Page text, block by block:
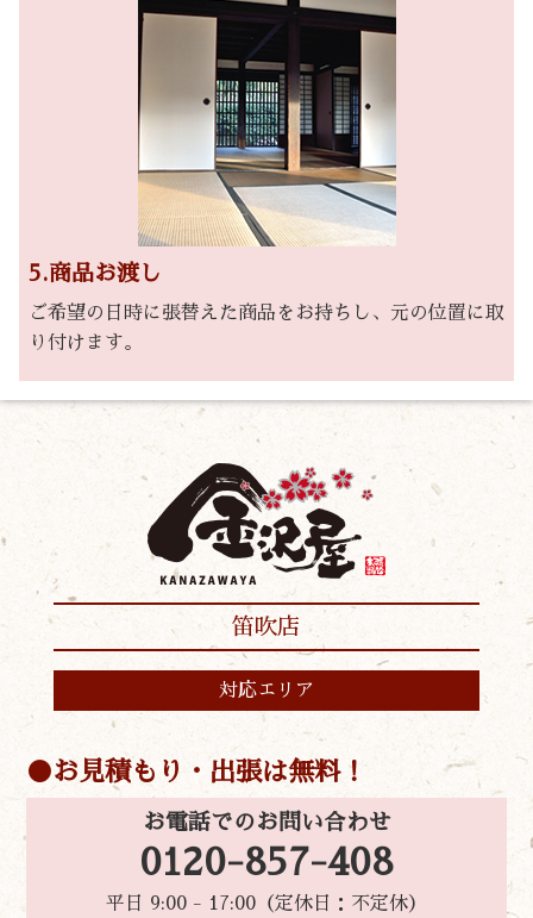
5.商品お渡し
ご希望の日時に張替えた商品をお持ちし、元の位置に取
り付けます。
笛吹店
対応エリア
お見積もり・出張は無料！
お電話でのお問い合わせ
0120-857-408
平日 9:00 - 17:00（定休日：不定休）